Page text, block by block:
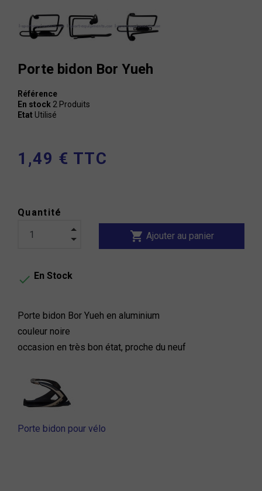
Porte bidon Bor Yueh
Référence
En stock 2 Produits
Etat Utilisé
1,49 € TTC
Quantité
shopping_cart Ajouter au panier
 En Stock
Porte bidon Bor Yueh en aluminium
couleur noire
occasion en très bon état, proche du neuf
Porte bidon pour vélo